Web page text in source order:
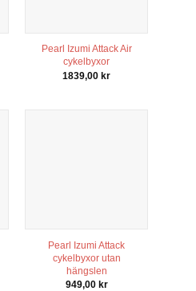
Pearl Izumi Attack Air
cykelbyxor
1839,00kr
Pearl Izumi Attack
cykelbyxor utan
hängslen
949,00 kr